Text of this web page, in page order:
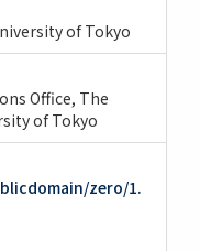
of Tokyo
Office, The
of Tokyo
zero/1.